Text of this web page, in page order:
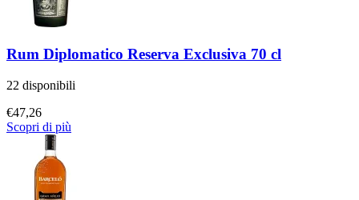
Rum Diplomatico Reserva Exclusiva 70 cl
22 disponibili
€47,26
Scopri di più